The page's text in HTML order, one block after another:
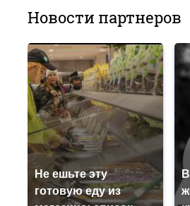
Новости партнеров
Не ешьте эту
готовую еду из